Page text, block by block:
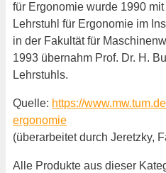
für Ergonomie wurde 1990
Lehrstuhl für Ergonomie im
in der Fakultät für
1993 übernahm Prof. Dr. H.
Lehrstuhls.
Quelle: https://
ergonomie
(überarbeitet durch Jeretzky,
Alle Produkte aus dieser